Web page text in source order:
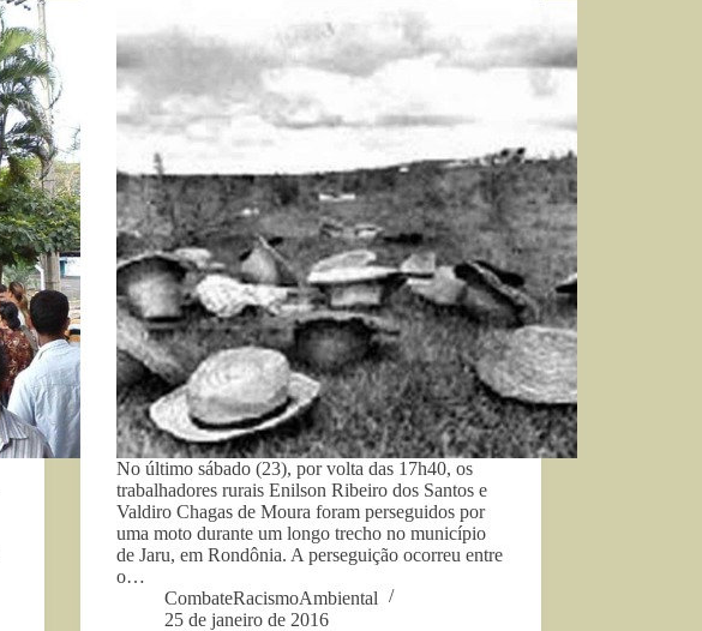
No último sábado (23), por volta das 17h40, os
trabalhadores rurais Enilson Ribeiro dos Santos e
Valdiro Chagas de Moura foram perseguidos por
uma moto durante um longo trecho no município
de Jaru, em Rondônia. A perseguição ocorreu entre
o…
CombateRacismoAmbiental
25 de janeiro de 2016